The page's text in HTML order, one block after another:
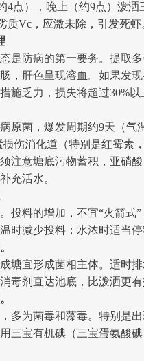
4点），晚上（约9点）泼
质Vc，应激未除，引发死虾
防病的第一要务。提取多
，肝色呈现溶血。如果发
施乏力，损失将超过30%
菌，爆发周期约9天（气温
损伤消化道（特别是红霉素
意塘底污物蓄积，亚硝酸
充活水。
料的增加，不宜“火箭式”
时减少投料；水浓时适当
宜形成菌相主体。适时排
毒剂直达池底，比泼洒更
为菌毒和藻毒。特别是出
三宝有机碘（三宝蛋氨酸